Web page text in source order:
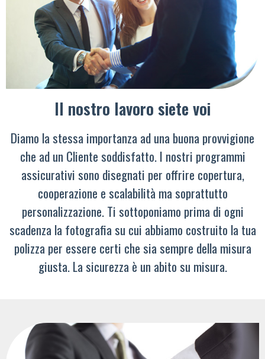
Il nostro lavoro siete voi
Diamo la stessa importanza ad una buona provvigione
che ad un Cliente soddisfatto. I nostri programmi
assicurativi sono disegnati per offrire copertura,
cooperazione e scalabilità ma soprattutto
personalizzazione. Ti sottoponiamo prima di ogni
scadenza la fotografia su cui abbiamo costruito la tua
polizza per essere certi che sia sempre della misura
giusta. La sicurezza è un abito su misura.